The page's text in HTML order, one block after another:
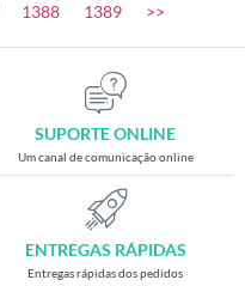
1388 1389 >>
SUPORTE ONLINE
Um canal de comunicação online
ENTREGAS RÁPIDAS
Entregas rápidas dos pedidos